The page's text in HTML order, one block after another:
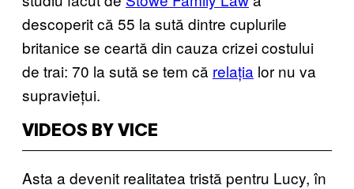
descoperit că 55 la sută dintre cuplurile
britanice se ceartă din cauza crizei costului
de trai: 70 la sută se tem că relația lor nu va
supraviețui.
VIDEOS BY VICE
Asta a devenit realitatea tristă pentru Lucy, în